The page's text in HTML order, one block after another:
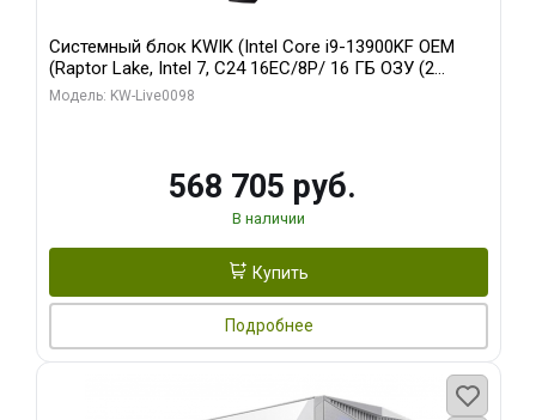
Системный блок KWIK (Intel Core i9-13900KF OEM
(Raptor Lake, Intel 7, C24 16EC/8P/ 16 ГБ ОЗУ (2
модуля)/ Afox RTX4090 24GB GDDR6X 384-Bit 3xDP
Модель: KW-Live0098
568 705 руб.
В наличии
Купить
Подробнее